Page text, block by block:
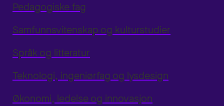
Pedagogiske fag
Samfunnsvitenskap og kulturstudier
Språk og litteratur
Teknologi, ingeniørfag og lysdesign
Økonomi, ledelse og innovasjon